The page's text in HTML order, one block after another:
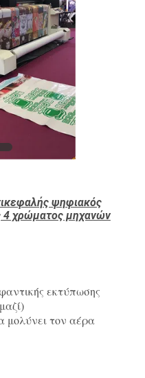
ψηφιακός
4 χρώματος μηχανών
εκτύπωσης
μολύνει τον αέρα